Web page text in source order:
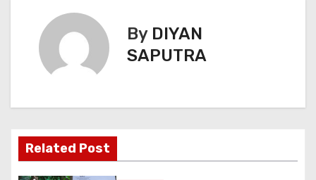
By DIYAN
SAPUTRA
Related Post